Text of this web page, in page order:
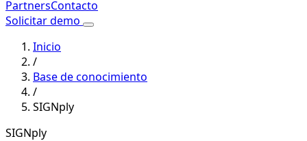
PartnersContacto
Solicitar demo
Inicio
/
Base de conocimiento
/
SIGNply
SIGNply